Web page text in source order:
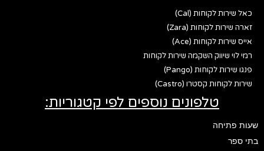
כאל שירות לקוחות (Cal)
זארה שירות לקוחות (Zara)
אייס שירות לקוחות (Ace)
רמי לוי שיווק השקמה שירות לקוחות
פנגו שירות לקוחות (Pango)
שירות לקוחות קסטרו (Castro)
טלפונים נוספים לפי קטגוריות:
שעות פתיחה
בתי ספר